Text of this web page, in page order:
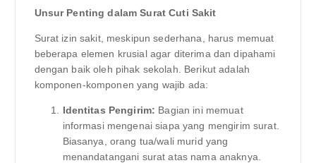
Unsur Penting dalam Surat Cuti Sakit
Surat izin sakit, meskipun sederhana, harus memuat
beberapa elemen krusial agar diterima dan dipahami
dengan baik oleh pihak sekolah. Berikut adalah
komponen-komponen yang wajib ada:
Identitas Pengirim: Bagian ini memuat
informasi mengenai siapa yang mengirim surat.
Biasanya, orang tua/wali murid yang
menandatangani surat atas nama anaknya.